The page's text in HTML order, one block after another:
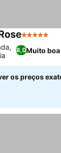
5 Estrelas
8,0Muito boa
os preços